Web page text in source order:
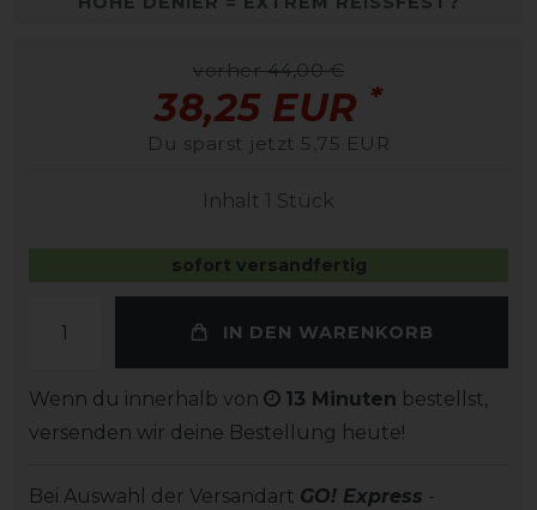
vorher 44,00 €
38,25 EUR *
Du sparst jetzt 5,75 EUR
Inhalt 1 Stück
sofort versandfertig
IN DEN WARENKORB
Wenn du innerhalb von 13 Minuten bestellst,
versenden wir deine Bestellung heute!
Bei Auswahl der Versandart GO! Express -